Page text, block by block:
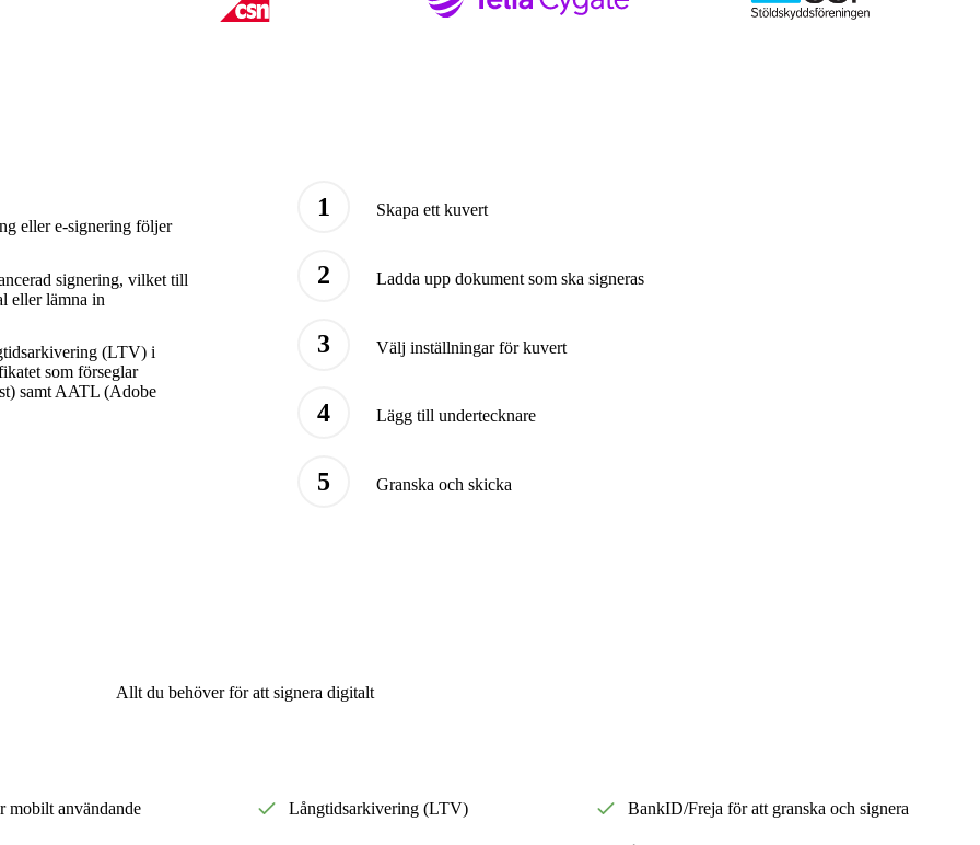
eller e-signering följer
signering, vilket till
eller lämna in
(LTV) i
som förseglar
samt AATL (Adobe
Skapa ett kuvert
Ladda upp dokument som ska signeras
Välj inställningar för kuvert
Lägg till undertecknare
Granska och skicka
Allt du behöver för att signera digitalt
mobilt användande Långtidsarkivering (LTV) BankID/Freja för att granska och signera